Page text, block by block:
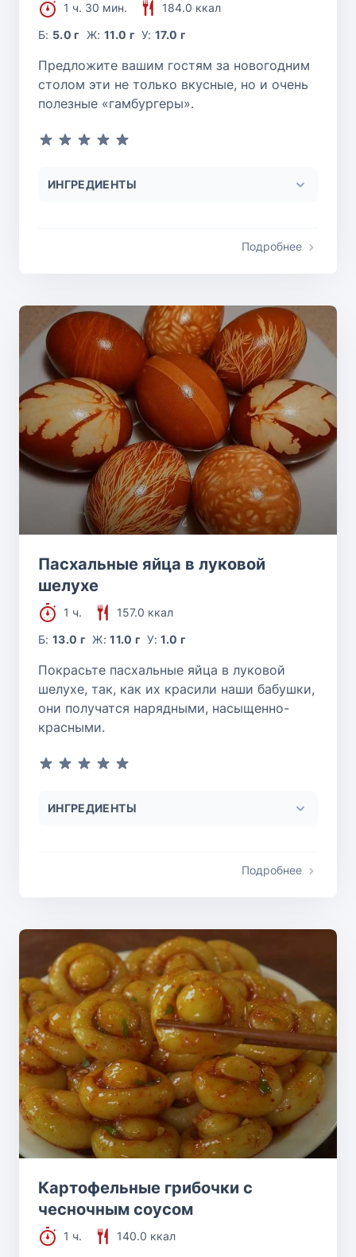
1 ч. 30 мин.
184.0 ккал
Б: 5.0 г Ж: 11.0 г У:17.0 г
Предложите вашим гостям за новогодним
столом эти не только вкусные, но и очень
полезные «гамбургеры».
ИНГРЕДИЕНТЫ
Подробнее
Пасхальные яйца в луковой
шелухе
1 ч.
157.0 ккал
Б:13.0 г Ж:11.0 г У:1.0 г
Покрасьте пасхальные яйца в луковой
шелухе, так, как их красили наши бабушки,
они получатся нарядными, насыщенно-
красными.
ИНГРЕДИЕНТЫ
Подробнее
Картофельные грибочки с
чесночным соусом
1 ч.
140.0 ккал